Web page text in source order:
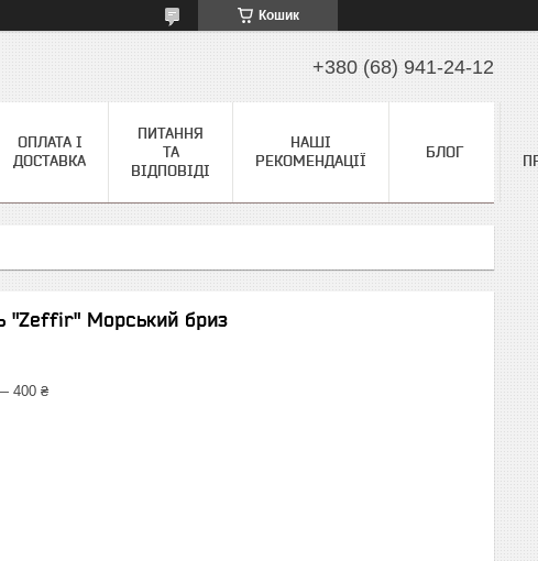
Кошик
+380 (68) 941-24-12
ОПЛАТА І
ДОСТАВКА
ПИТАННЯ
ТА
ВІДПОВІДІ
НАШІ
РЕКОМЕНДАЦІЇ
БЛОГ
"Zeffir" Морський бриз
400 ₴